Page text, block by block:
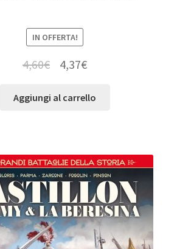
IN OFFERTA!
4,60€ 4,37€
Aggiungi al carrello